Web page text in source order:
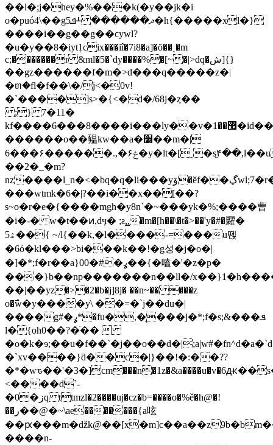
��l�;j�hey�%���k(�y��jk�i
o�puó4\��g5ܦᚆ ������ޛ�h{�����xl�}
����i��g��g��ϲywl?
�u�y��8�iytٖ1cix���iî�7i8�a]�ȏ��ˎ�m
c;�������r &ml�5�`dy����%�[~�|>dq�ش]{}
��gz������f�m�>d���q�����z�|
�ᥖ�fl�f��\�/ϳ<�0v!
�`����]s>�{<�d�/68j�ȥ��
;} 7�11�
kf����6���8����i���ly��v�޿��1�id���icn��gm���e�
������o��豱kw��a�׶��m�|
ݟ۶�,.������۶���6�y�lt�[˷�s͖۴��,l��u
��2�_�m?
nz����l_n�<�bq�q�li���yۆ�ӗf��ڲwl;7�r�l��,�/zz�����m���u-
���wtmk�6�|?��i��x��[��?
s~o�r�e�{����mgh�y8n`�~���yk�%;����曹
�i�-� w�t��ͷ,dӌ� ;ƨ,͇,�m�[h��\�t�>��'y�#�糶�
ۿ5��{ ~/l{��k,�l����-=���u뗁
�6ό�kl���>bi���k��!�g성�ϳ�o�|
�]�*;f�r��a}0ߩ�#�0��{�嗑�'�z�p�
���}b��np�������n��ll�/
��|��yz�>�2�b�j]8j� ��n~�� ���z
o�߯w�y����y\ ��=�`j��du�|
����g#�ߩ*�fu�,�̘���j�*;f�s;&���ܦ
l�{oh0��?�ׁ��
�`xv����}ƌ��c�|}��!�:��??
<����d`-
�0�زq ttmzl�2����uj�cz�b=����o�%ě�h@�!
��ر��@�~\ae�������{a呟
����n-